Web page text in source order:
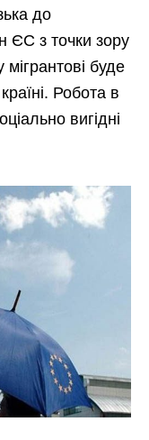
до
ЄС з точки зору
мігрантові буде
Робота в
вигідні